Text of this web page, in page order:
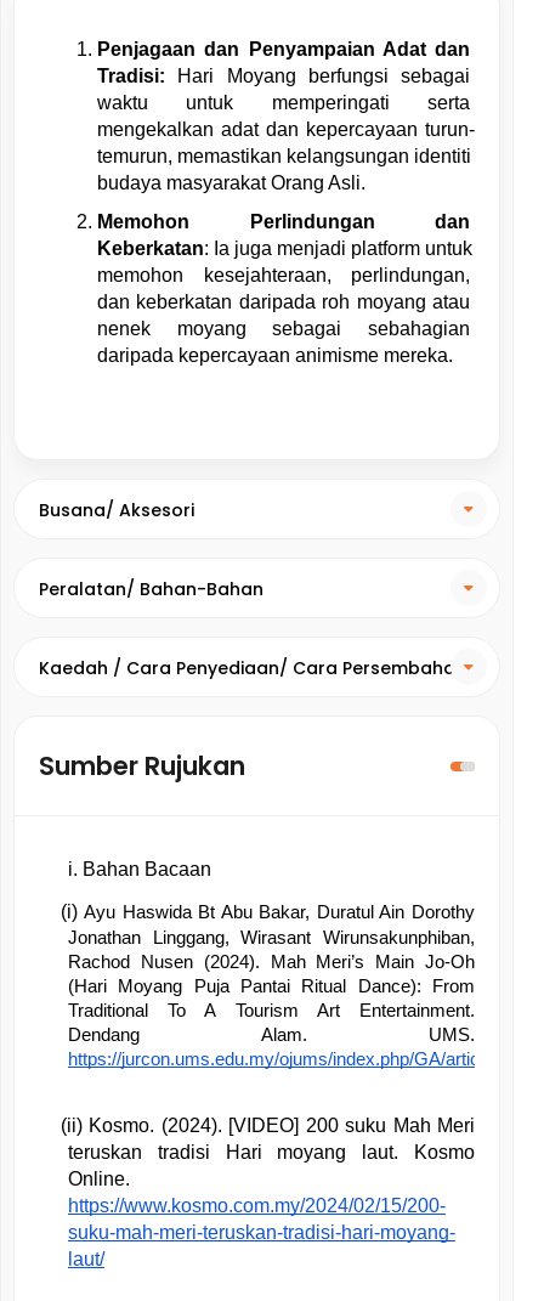
Penjagaan dan Penyampaian Adat dan
Tradisi: Hari Moyang berfungsi sebagai
waktu untuk memperingati serta
mengekalkan adat dan kepercayaan turun-
temurun, memastikan kelangsungan identiti
budaya masyarakat Orang Asli.
Memohon Perlindungan dan
Keberkatan: Ia juga menjadi platform untuk
memohon kesejahteraan, perlindungan,
dan keberkatan daripada roh moyang atau
nenek moyang sebagai sebahagian
daripada kepercayaan animisme mereka.
Busana/ Aksesori
Peralatan/ Bahan-Bahan
Kaedah / Cara Penyediaan/ Cara Persembahan
Sumber Rujukan
Bahan Bacaan
(i) Ayu Haswida Bt Abu Bakar, Duratul Ain Dorothy
Jonathan Linggang, Wirasant Wirunsakunphiban,
Rachod Nusen (2024). Mah Meri’s Main Jo-Oh
(Hari Moyang Puja Pantai Ritual Dance): From
Traditional To A Tourism Art Entertainment.
https://jurcon.ums.edu.my/ojums/index.php/GA/article/view/
(ii) Kosmo. (2024). [VIDEO] 200 suku Mah Meri
teruskan tradisi Hari moyang laut. Kosmo
https://www.kosmo.com.my/2024/02/15/200-
suku-mah-meri-teruskan-tradisi-hari-moyang-
laut/